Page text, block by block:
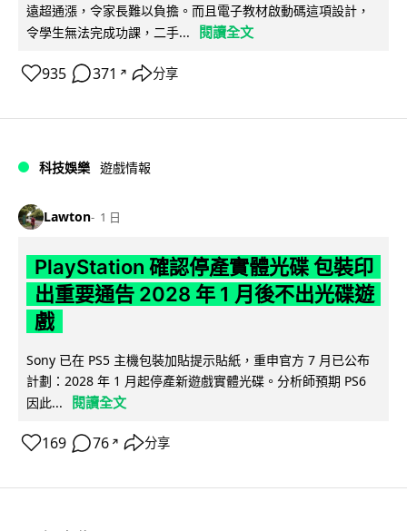
遠超通漲，令家長難以負擔。而且電子教材啟動碼這項設計，
令學生無法完成功課，二手...
閱讀全文
935 371 ↗ 分享
科技娛樂 遊戲情報
Lawton 1 日
PlayStation 確認停產實體光碟 包裝印
出重要通告 2028 年 1 月後不出光碟遊
戲
Sony 已在 PS5 主機包裝加貼提示貼紙，重申官方 7 月已公布
計劃：2028 年 1 月起停產新遊戲實體光碟。分析師預期 PS6
因此...
閱讀全文
169 76 ↗ 分享